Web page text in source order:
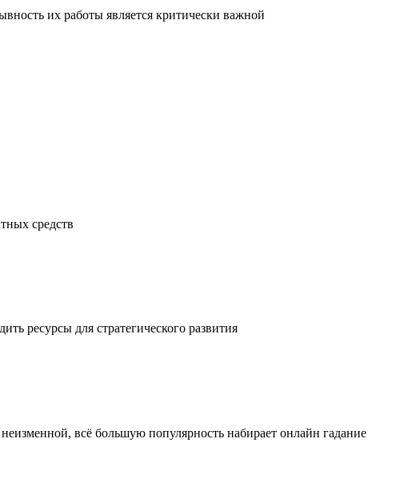
их работы является критически важной
средств
ресурсы для стратегического развития
всё большую популярность набирает онлайн гадание